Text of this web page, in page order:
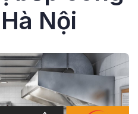
Nội